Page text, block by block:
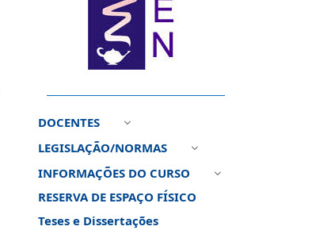
DOCENTES 3
LEGISLAÇÃO/NORMAS 3
INFORMAÇÕES DO CURSO 3
RESERVA DE ESPAÇO FÍSICO
Teses e Dissertações